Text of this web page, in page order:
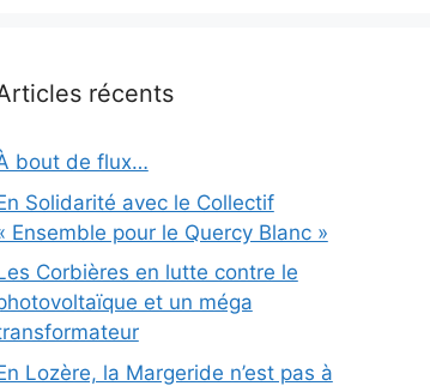
récents
bout de flux…
Solidarité avec le Collectif
Ensemble pour le Quercy Blanc »
Corbières en lutte contre le
et un méga
Lozère, la Margeride n’est pas à